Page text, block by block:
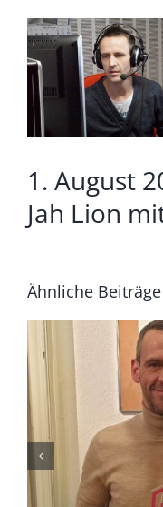
Zeige
grösseres
Bild
1. August
Jah Lion
Ähnliche Beiträge
4.